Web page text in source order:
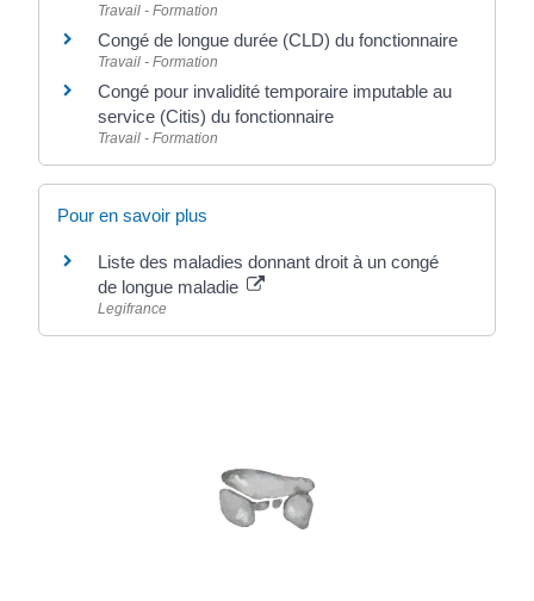
Travail - Formation
Congé de longue durée (CLD) du fonctionnaire
Travail - Formation
Congé pour invalidité temporaire imputable au
service (Citis) du fonctionnaire
Travail - Formation
Pour en savoir plus
Liste des maladies donnant droit à un congé
de longue maladie
Legifrance